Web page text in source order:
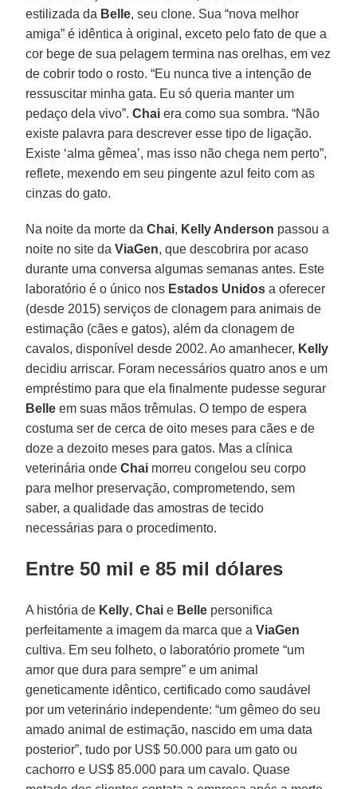
estilizada da Belle, seu clone. Sua “nova melhor
amiga” é idêntica à original, exceto pelo fato de que a
cor bege de sua pelagem termina nas orelhas, em vez
de cobrir todo o rosto. “Eu nunca tive a intenção de
ressuscitar minha gata. Eu só queria manter um
pedaço dela vivo”.Chai era como sua sombra. “Não
existe palavra para descrever esse tipo de ligação.
Existe ‘alma gêmea’, mas isso não chega nem perto”,
reflete, mexendo em seu pingente azul feito com as
cinzas do gato.
Na noite da morte daChai, Kelly Anderson passou a
noite no site daViaGen, que descobrira por acaso
durante uma conversa algumas semanas antes. Este
laboratório é o único nos Estados Unidos a oferecer
(desde 2015) serviços de clonagem para animais de
estimação (cães e gatos), além da clonagem de
cavalos, disponível desde 2002. Ao amanhecer, Kelly
decidiu arriscar. Foram necessários quatro anos e um
empréstimo para que ela finalmente pudesse segurar
Belle em suas mãos trêmulas. O tempo de espera
costuma ser de cerca de oito meses para cães e de
doze a dezoito meses para gatos. Mas a clínica
veterinária ondeChai morreu congelou seu corpo
para melhor preservação, comprometendo, sem
saber, a qualidade das amostras de tecido
necessárias para o procedimento.
Entre 50 mil e 85 mil dólares
A história de Kelly,Chai e Belle personifica
perfeitamente a imagem da marca que aViaGen
cultiva. Em seu folheto, o laboratório promete “um
amor que dura para sempre” e um animal
geneticamente idêntico, certificado como saudável
por um veterinário independente: “um gêmeo do seu
amado animal de estimação, nascido em uma data
posterior”, tudo por US$ 50.000 para um gato ou
cachorro e US$ 85.000 para um cavalo. Quase